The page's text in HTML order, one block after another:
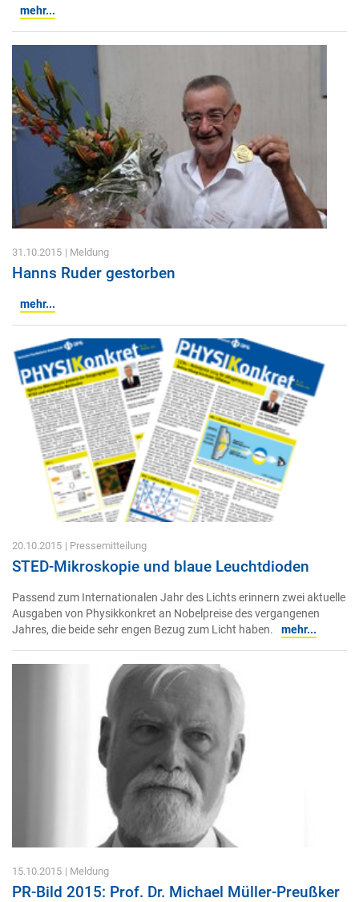
mehr...
31.10.2015 | Meldung
Hanns Ruder gestorben
mehr...
20.10.2015 | Pressemitteilung
STED-Mikroskopie und blaue Leuchtdioden
Passend zum Internationalen Jahr des Lichts erinnern zwei aktuelle
Ausgaben von Physikkonkret an Nobelpreise des vergangenen
Jahres, die beide sehr engen Bezug zum Licht haben.
mehr...
15.10.2015 | Meldung
PR-Bild 2015: Prof. Dr. Michael Müller-Preußker